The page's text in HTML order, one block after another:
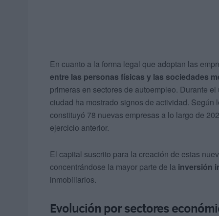
En cuanto a la forma legal que adoptan las
entre las personas físicas y las sociedades
primeras en sectores de autoempleo. Durante
ciudad ha mostrado signos de actividad.
constituyó 78 nuevas empresas a lo largo de
ejercicio anterior.
El capital suscrito para la creación de estas
concentrándose la mayor parte de la inversión
inmobiliarios.
Evolución por sectores